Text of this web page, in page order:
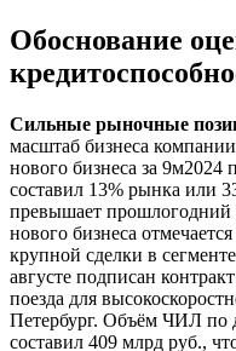
Обоснование
Сильные рыночные
масштаб бизнеса
нового бизнеса за
составил 13% рынка или
превышает
нового бизнеса
крупной сделки в
августе подписан
поезда для
Петербург. Объём ЧИЛ
составил 409 млрд руб.,